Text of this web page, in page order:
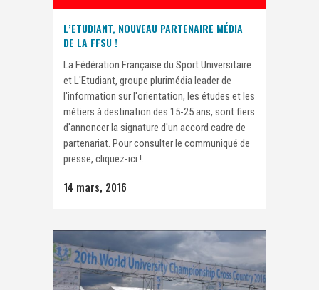
L’ETUDIANT, NOUVEAU PARTENAIRE MÉDIA
DE LA FFSU !
La Fédération Française du Sport Universitaire
et L'Etudiant, groupe plurimédia leader de
l'information sur l'orientation, les études et les
métiers à destination des 15-25 ans, sont fiers
d'annoncer la signature d'un accord cadre de
partenariat. Pour consulter le communiqué de
presse, cliquez-ici !...
14 mars, 2016